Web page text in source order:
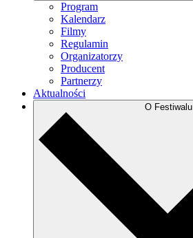
Program
Kalendarz
Filmy
Regulamin
Organizatorzy
Producent
Partnerzy
Aktualności
O Festiwalu